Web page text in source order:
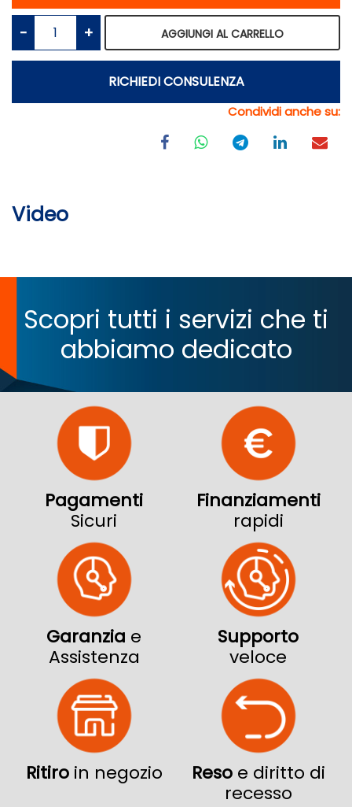
Quantità
AGGIUNGI AL CARRELLO
RICHIEDI CONSULENZA
Condividi anche su:
Video
Scopri tutti i servizi che ti
abbiamo dedicato
Pagamenti
Sicuri
Finanziamenti
rapidi
Garanzia e
Assistenza
Supporto
veloce
Ritiro in negozio Resoe diritto di
recesso